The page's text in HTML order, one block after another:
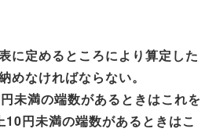
に定めるところにより算定した
めなければならない。
未満の端数があるときはこれを
円未満の端数があるときはこ